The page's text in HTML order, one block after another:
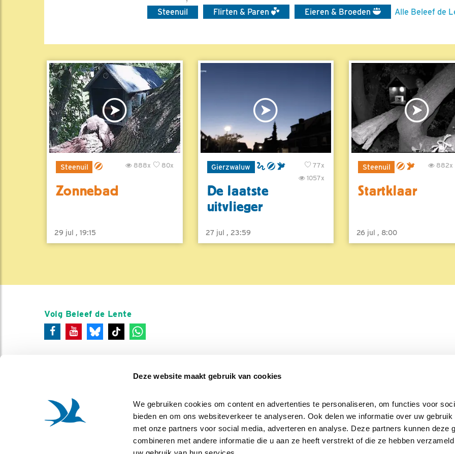
Deze website maakt gebruik van cookies
We gebruiken cookies om content en advertenties te personaliseren, om functies voor
bieden en om ons websiteverkeer te analyseren. Ook delen we informatie over uw
met onze partners voor social media, adverteren en analyse. Deze partners kunnen deze
combineren met andere informatie die u aan ze heeft verstrekt of die ze hebben
Steenuil Flirten & Paren Eieren & Broeden Alle Beleef de
Steenuil 80x
888x
Zonnebad
29 jul , 19:15
Gierzwaluw
77x
1057x
De laatste
uitvlieger
27 jul , 23:59
Steenuil 882x
Startklaar
26 jul , 8:00
Volg Beleef de Lente